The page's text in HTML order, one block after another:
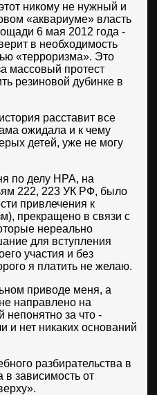
никому не нужный и
«аквариуме» власть
6 мая 2012 года -
в необходимость
«терроризма». Это
массовый протест
резиновой дубинке в
расставит все
ожидала и к чему
детей, уже не могу
по делу НРА, на
222, 223 УК РФ, было
привлечения к
прекращено в связи с
нереально
для вступления
участия и без
я платить не желаю.
приводе меня, а
направлено на
непонятно за что -
и нет никаких оснований
разбирательства в
зависимость от